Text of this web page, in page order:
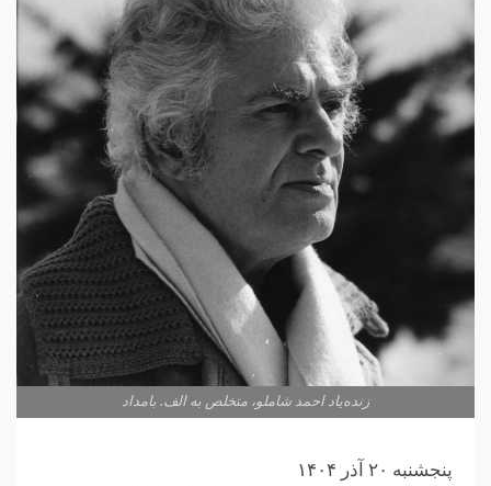
زنده‌یاد احمد شاملو، متخلص به الف. بامداد
پنجشنبه ۲۰ آذر ۱۴۰۴